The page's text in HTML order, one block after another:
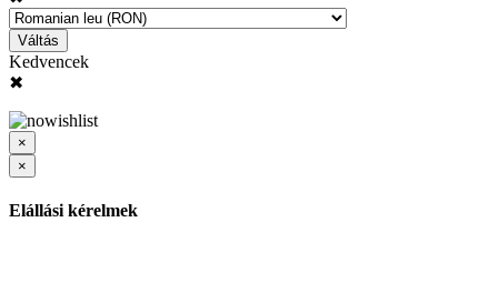
Váltás
Kedvencek
✖
×
×
Elállási kérelmek